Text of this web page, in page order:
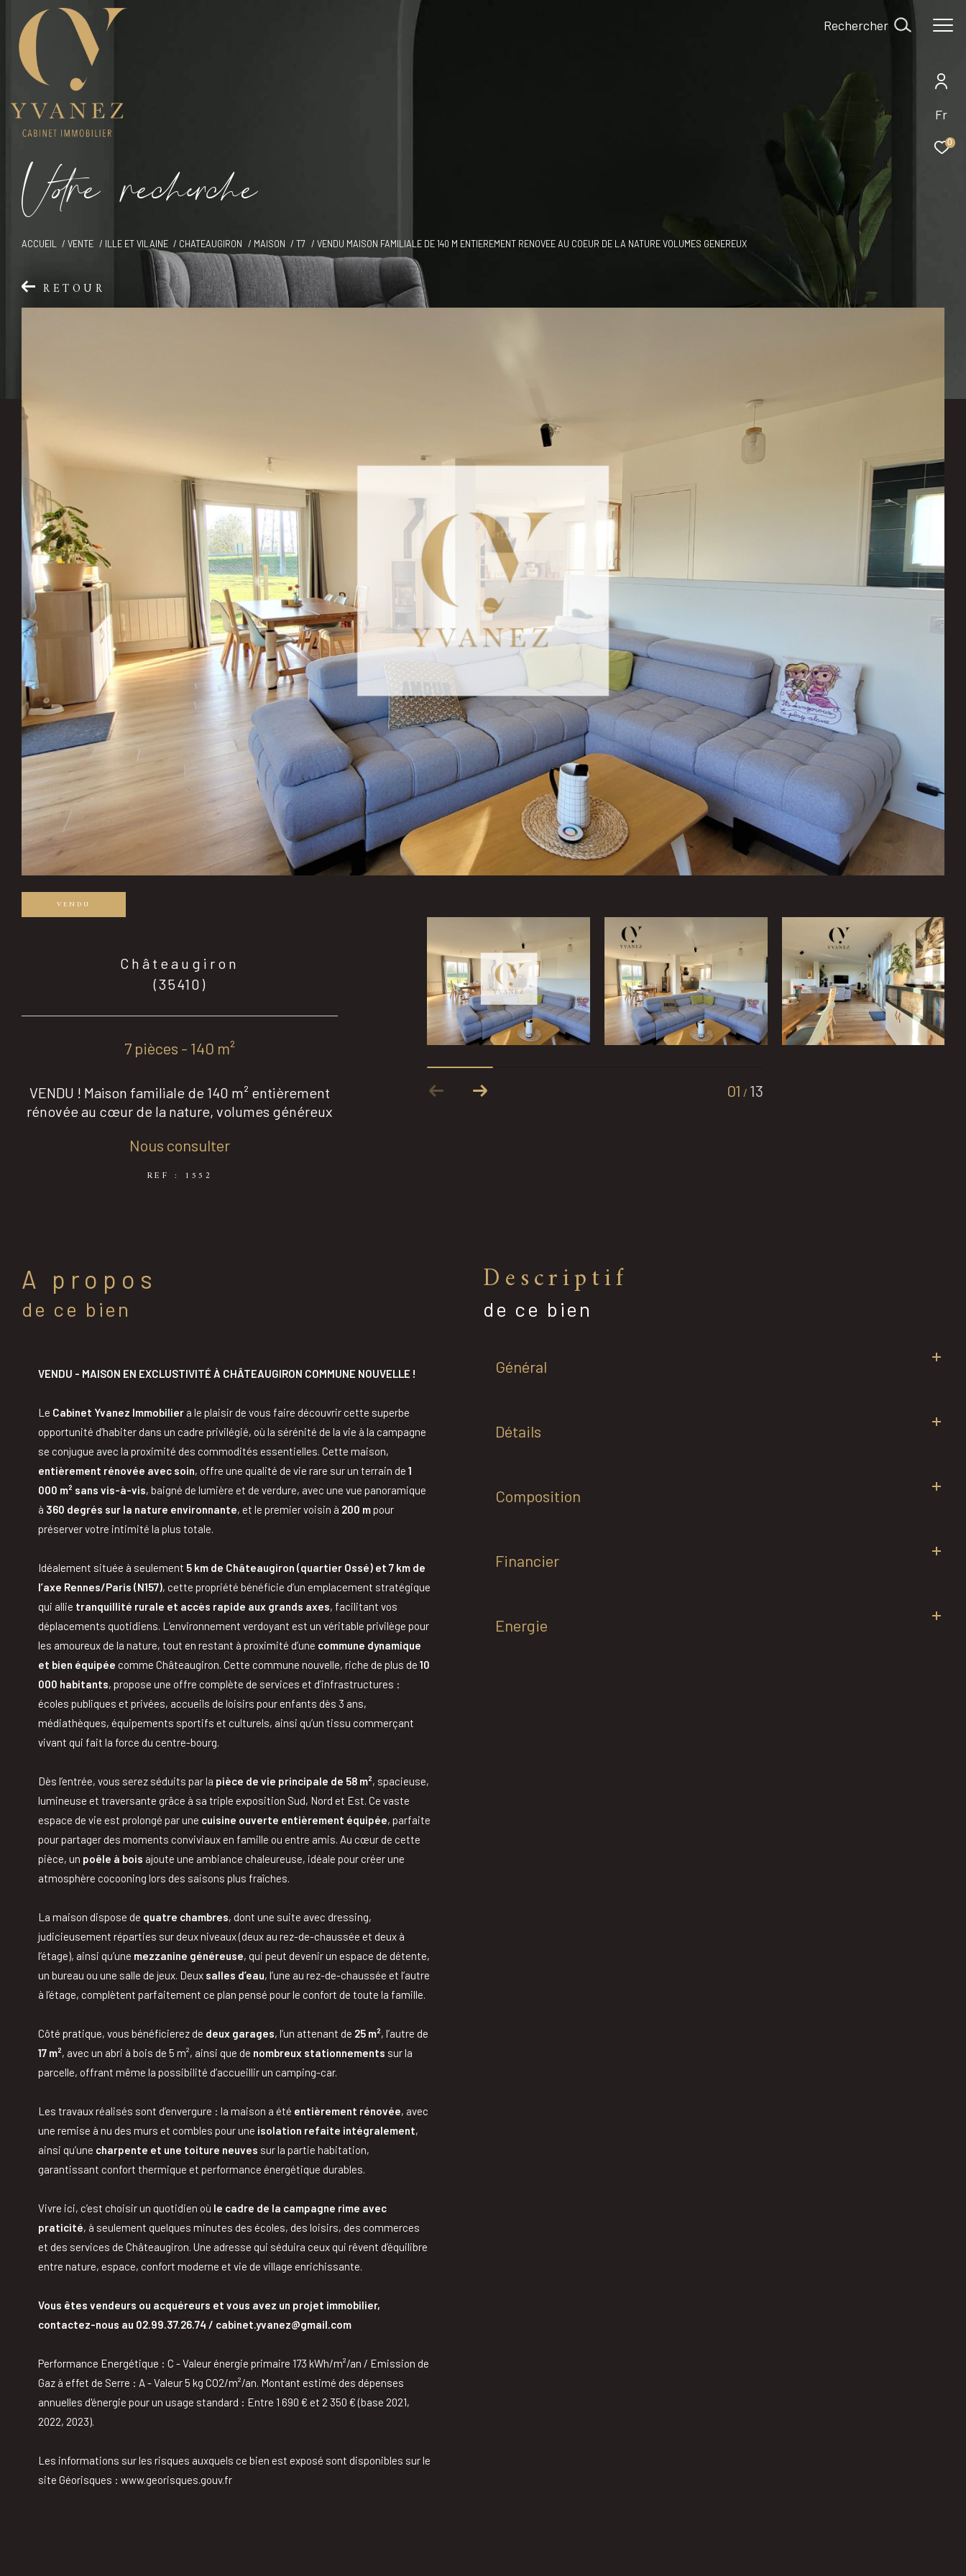
Fr
0
Rechercher
Vore recece
ACCUEIL VENTE ILLE ET VILAINE CHATEAUGIRON MAISON T7 VENDU MAISON FAMILIALE DE 140 M ENTIEREMENT RENOVEE AU COEUR DE LA NATURE VOLUMES GENEREUX
RETOUR
VENDU
01 / 13
Châteaugiron
(35410)
7 pièces - 140 m²
VENDU ! Maison familiale de 140 m² entièrement
rénovée au cœur de la nature, volumes généreux
Nous consulter
REF : 1552
a propos
de ce bien
VENDU - MAISON EN EXCLUSTIVITÉ À CHÂTEAUGIRON COMMUNE NOUVELLE !
Le Cabinet Yvanez Immobiliera le plaisir de vous faire découvrir cette superbe
opportunité d’habiter dans un cadre privilégié, où la sérénité de la vie à la campagne
se conjugue avec la proximité des commodités essentielles. Cette maison,
entièrement rénovée avec soin, offre une qualité de vie rare sur un terrain de 1
000 m² sans vis-à-vis, baigné de lumière et de verdure, avec une vue panoramique
à 360 degrés sur la nature environnante, et le premier voisin à 200 mpour
préserver votre intimité la plus totale.
Idéalement située à seulement 5 km de Châteaugiron (quartier Ossé) et 7 km de
l’axe Rennes/Paris (N157), cette propriété bénéficie d’un emplacement stratégique
qui allie tranquillité rurale et accès rapide aux grands axes, facilitant vos
déplacements quotidiens. L’environnement verdoyant est un véritable privilège pour
les amoureux de la nature, tout en restant à proximité d’une commune dynamique
et bien équipée comme Châteaugiron. Cette commune nouvelle, riche de plus de 10
000 habitants, propose une offre complète de services et d’infrastructures :
écoles publiques et privées, accueils de loisirs pour enfants dès 3 ans,
médiathèques, équipements sportifs et culturels, ainsi qu’un tissu commerçant
vivant qui fait la force du centre-bourg.
Dès l’entrée, vous serez séduits par la pièce de vie principale de 58 m², spacieuse,
lumineuse et traversante grâce à sa triple exposition Sud, Nord et Est. Ce vaste
espace de vie est prolongé par une cuisine ouverte entièrement équipée, parfaite
pour partager des moments conviviaux en famille ou entre amis. Au cœur de cette
pièce, un poêle à bois ajoute une ambiance chaleureuse, idéale pour créer une
atmosphère cocooning lors des saisons plus fraîches.
La maison dispose de quatre chambres, dont une suite avec dressing,
judicieusement réparties sur deux niveaux (deux au rez-de-chaussée et deux à
l’étage), ainsi qu’une mezzanine généreuse, qui peut devenir un espace de détente,
un bureau ou une salle de jeux. Deux salles d’eau, l’une au rez-de-chaussée et l’autre
à l’étage, complètent parfaitement ce plan pensé pour le confort de toute la famille.
Côté pratique, vous bénéficierez de deux garages, l’un attenant de 25 m², l’autre de
17 m², avec un abri à bois de 5 m², ainsi que de nombreux stationnements sur la
parcelle, offrant même la possibilité d’accueillir un camping-car.
Les travaux réalisés sont d’envergure : la maison a été entièrement rénovée, avec
une remise à nu des murs et combles pour une isolation refaite intégralement,
ainsi qu’une charpente et une toiture neuves sur la partie habitation,
garantissant confort thermique et performance énergétique durables.
Vivre ici, c’est choisir un quotidien où le cadre de la campagne rime avec
praticité, à seulement quelques minutes des écoles, des loisirs, des commerces
et des services de Châteaugiron. Une adresse qui séduira ceux qui rêvent d’équilibre
entre nature, espace, confort moderne et vie de village enrichissante.
Vous êtes vendeurs ou acquéreurs et vous avez un projet immobilier,
contactez-nous au 02.99.37.26.74 / cabinet.yvanez@gmail.com
Performance Energétique : C - Valeur énergie primaire 173 kWh/m²/an / Emission de
Gaz à effet de Serre : A - Valeur 5 kg CO2/m²/an. Montant estimé des dépenses
annuelles d'énergie pour un usage standard : Entre 1 690 € et 2 350 € (base 2021,
2022, 2023).
Les informations sur les risques auxquels ce bien est exposé sont disponibles sur le
site Géorisques : www.georisques.gouv.fr
descriptif
de ce bien
Général
Détails
Composition
Financier
Energie